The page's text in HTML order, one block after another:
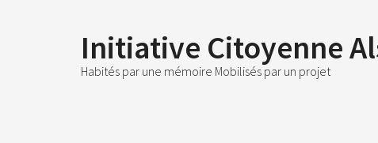
Initiative Citoyenne
Habités par une mémoire Mobilisés par un projet